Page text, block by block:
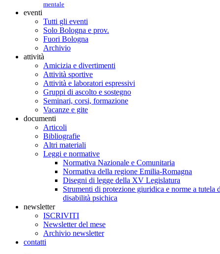
mentale
eventi
Tutti gli eventi
Solo Bologna e prov.
Fuori Bologna
Archivio
attività
Amicizia e divertimenti
Attività sportive
Attività e laboratori espressivi
Gruppi di ascolto e sostegno
Seminari, corsi, formazione
Vacanze e gite
documenti
Articoli
Bibliografie
Altri materiali
Leggi e normative
Normativa Nazionale e Comunitaria
Normativa della regione Emilia-Romagna
Disegni di legge della XV Legislatura
Strumenti di protezione giuridica e norme a tutela
disabilità psichica
newsletter
ISCRIVITI
Newsletter del mese
Archivio newsletter
contatti